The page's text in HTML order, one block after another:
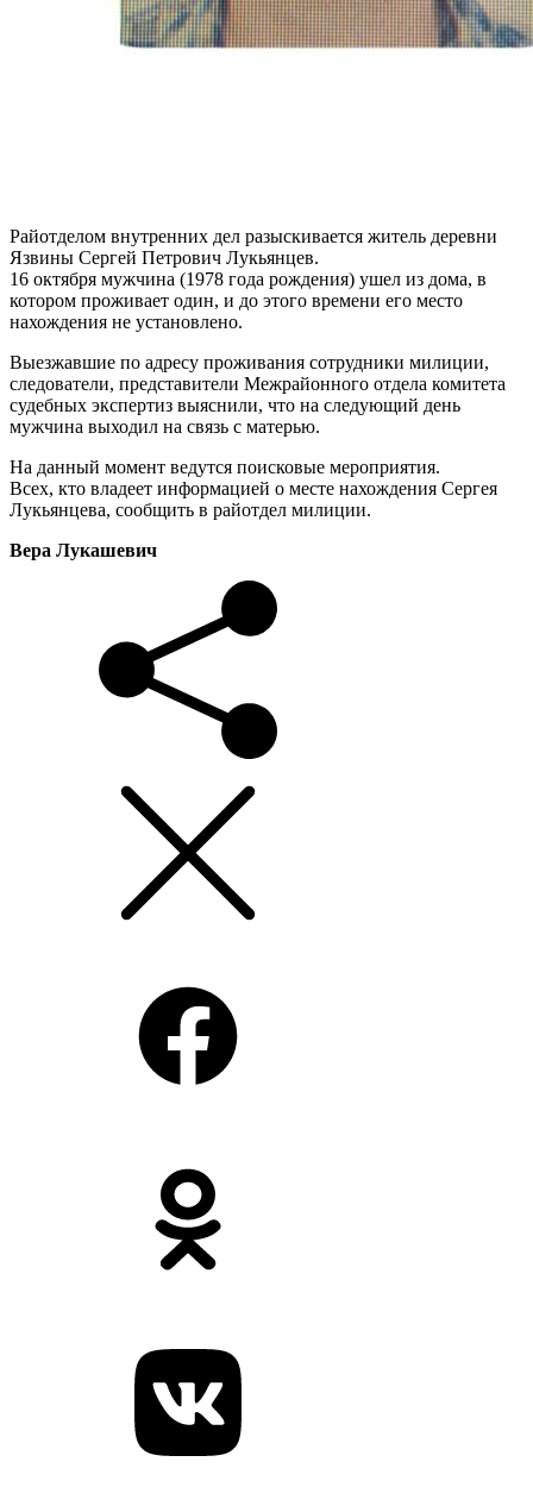
Райотделом внутренних дел разыскивается житель деревни
Язвины Сергей Петрович Лукьянцев.
16 октября мужчина (1978 года рождения) ушел из дома, в
котором проживает один, и до этого времени его место
нахождения не установлено.
Выезжавшие по адресу проживания сотрудники милиции,
следователи, представители Межрайонного отдела комитета
судебных экспертиз выяснили, что на следующий день
мужчина выходил на связь с матерью.
На данный момент ведутся поисковые мероприятия.
Всех, кто владеет информацией о месте нахождения Сергея
Лукьянцева, сообщить в райотдел милиции.
Вера Лукашевич